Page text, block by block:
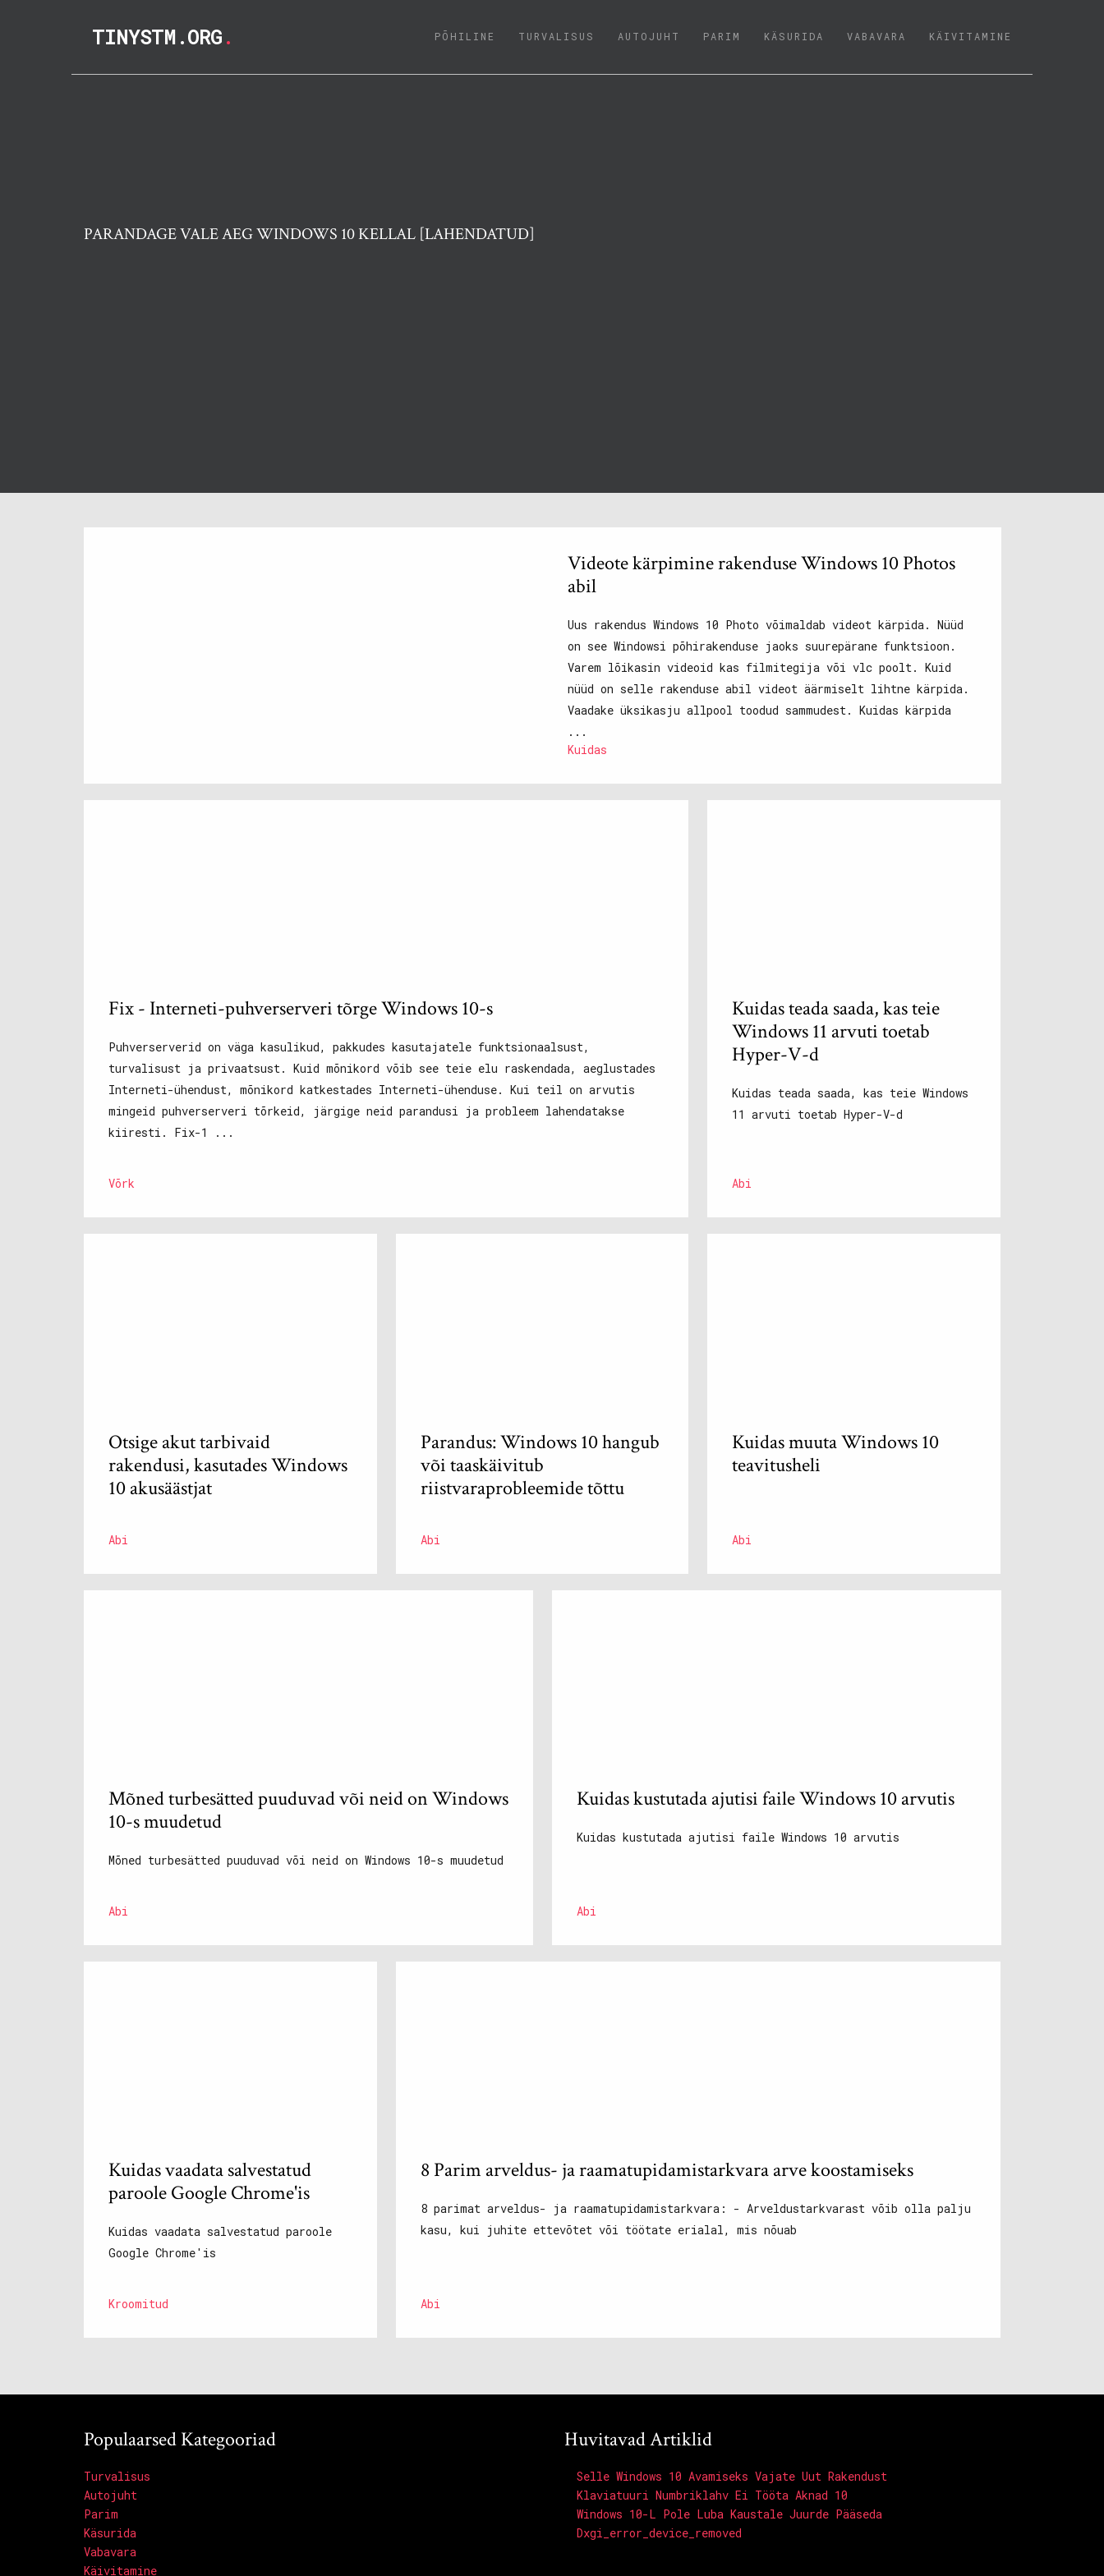
TINYSTM.ORG. PÕHILINE (CURRENT)
TURVALISUS AUTOJUHT PARIM KÄSURIDA VABAVARA KÄIVITAMINE
PARANDAGE VALE AEG WINDOWS 10 KELLAL [LAHENDATUD]
Videote kärpimine rakenduse Windows 10 Photos
abil
Uus rakendus Windows 10 Photo võimaldab videot kärpida. Nüüd
on see Windowsi põhirakenduse jaoks suurepärane funktsioon.
Varem lõikasin videoid kas filmitegija või vlc poolt. Kuid
nüüd on selle rakenduse abil videot äärmiselt lihtne kärpida.
Vaadake üksikasju allpool toodud sammudest. Kuidas kärpida
...
Kuidas
Fix - Interneti-puhverserveri tõrge Windows 10-s
Puhverserverid on väga kasulikud, pakkudes kasutajatele funktsionaalsust,
turvalisust ja privaatsust. Kuid mõnikord võib see teie elu raskendada, aeglustades
Interneti-ühendust, mõnikord katkestades Interneti-ühenduse. Kui teil on arvutis
mingeid puhverserveri tõrkeid, järgige neid parandusi ja probleem lahendatakse
kiiresti. Fix-1 ...
Võrk
Kuidas teada saada, kas teie
Windows 11 arvuti toetab
Hyper-V-d
Kuidas teada saada, kas teie Windows
11 arvuti toetab Hyper-V-d
Abi
Otsige akut tarbivaid
rakendusi, kasutades Windows
10 akusäästjat
Abi
Parandus: Windows 10 hangub
või taaskäivitub
riistvaraprobleemide tõttu
Abi
Kuidas muuta Windows 10
teavitusheli
Abi
Mõned turbesätted puuduvad või neid on Windows
10-s muudetud
Mõned turbesätted puuduvad või neid on Windows 10-s muudetud
Abi
Kuidas kustutada ajutisi faile Windows 10 arvutis
Kuidas kustutada ajutisi faile Windows 10 arvutis
Abi
Kuidas vaadata salvestatud
paroole Google Chrome'is
Kuidas vaadata salvestatud paroole
Google Chrome'is
Kroomitud
8 Parim arveldus- ja raamatupidamistarkvara arve koostamiseks
8 parimat arveldus- ja raamatupidamistarkvara: - Arveldustarkvarast võib olla palju
kasu, kui juhite ettevõtet või töötate erialal, mis nõuab
Abi
Populaarsed Kategooriad
Turvalisus
Autojuht
Parim
Käsurida
Vabavara
Käivitamine
Huvitavad Artiklid
Selle Windows 10 Avamiseks Vajate Uut Rakendust
Klaviatuuri Numbriklahv Ei Tööta Aknad 10
Windows 10-L Pole Luba Kaustale Juurde Pääseda
Dxgi_error_device_removed